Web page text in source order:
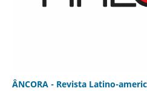
ÂNCORA - Revista Latino-